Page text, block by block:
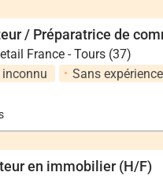
/ Préparatrice de
France - Tours (37)
Sans
en immobilier (H/F)